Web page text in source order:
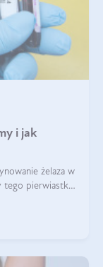
i jak
żelaza w
tego pierwiastka.